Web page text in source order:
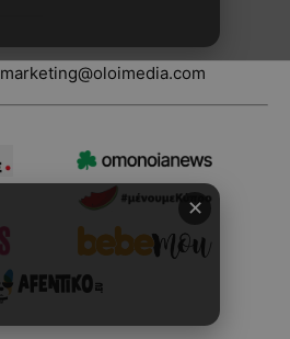
marketing@oloimedia.com
✕